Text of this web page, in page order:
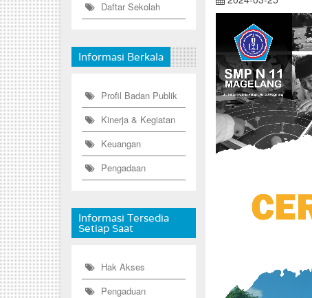
Daftar Sekolah
Informasi Berkala
Profil Badan Publik
Kinerja & Kegiatan
Keuangan
Pengadaan
Informasi Tersedia
Setiap Saat
Hak Akses
Pengaduan